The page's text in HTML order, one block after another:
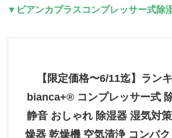
▼ビアンカプラスコンプレッサー式除
【限定価格〜6/11迄】ラン
bianca+® コンプレッサー式
静音 おしゃれ 除湿器 湿気対
燥器 乾燥機 空気清浄 コンパ